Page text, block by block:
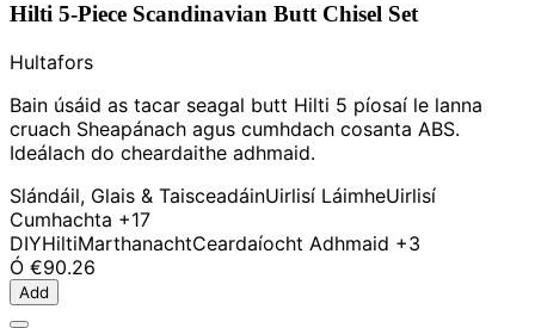
Hilti 5-Piece Scandinavian Butt Chisel Set
Hultafors
Bain úsáid as tacar seagal butt Hilti 5 píosaí le lanna
cruach Sheapánach agus cumhdach cosanta ABS.
Ideálach do cheardaithe adhmaid.
Slándáil, Glais & TaisceadáinUirlisí LáimheUirlisí
Cumhachta +17
DIYHiltiMarthanachtCeardaíocht Adhmaid +3
Ó €90.26
Add